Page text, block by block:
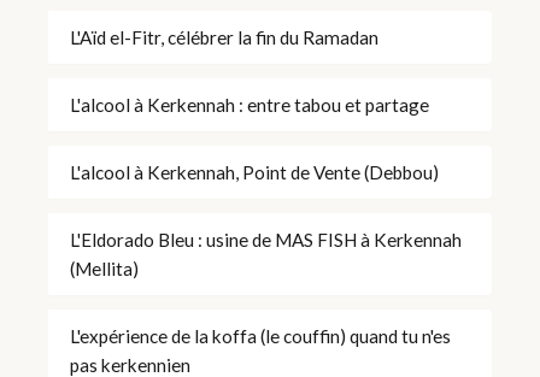
L'Aïd el-Fitr, célébrer la fin du Ramadan
L'alcool à Kerkennah : entre tabou et partage
L'alcool à Kerkennah, Point de Vente (Debbou)
L'Eldorado Bleu : usine de MAS FISH à Kerkennah
(Mellita)
L'expérience de la koffa (le couffin) quand tu n'es
pas kerkennien